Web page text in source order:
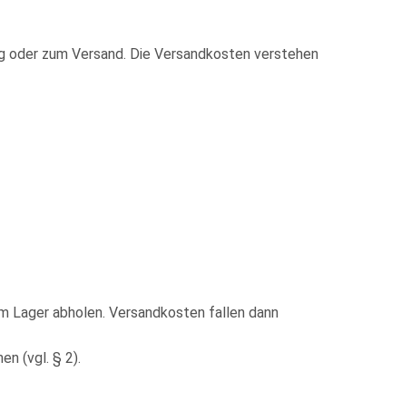
oder zum Versand. Die Versandkosten verstehen
Lager abholen. Versandkosten fallen dann
(vgl. § 2).